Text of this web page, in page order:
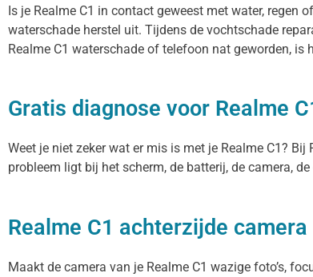
Is je Realme C1 in contact geweest met water, regen
waterschade herstel uit. Tijdens de vochtschade
Realme C1 waterschade of telefoon nat geworden, is
Gratis diagnose voor Realme
Weet je niet zeker wat er mis is met je Realme C1?
probleem ligt bij het scherm, de batterij, de camera,
Realme C1 achterzijde
Maakt de camera van je Realme C1 wazige foto’s,